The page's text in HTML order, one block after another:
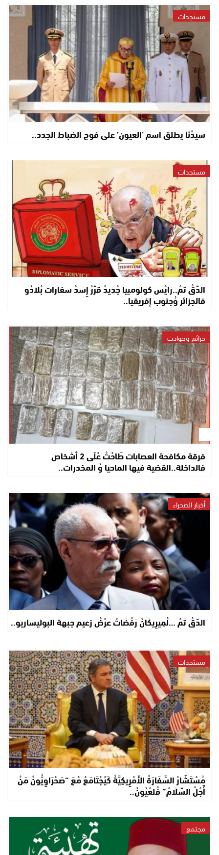
مستجدات
سِيدْنَا يطلق اسم ‘العيون’ على فوج الضباط الجدد..
مستجدات
الدَّقْ تَمْ..رَايْس كولومبيا جْدِيدْ قرَّرْ إِسَدْ سفارات بْلاَدُو
فالجزائر وُجنوب إفريقيا..
جرائم وحوادث
فرقة مكافحة العصابات طَاحْتْ عْلَى 2 أشخاص
فالداخلة..القضية فيها الماحيا وُ المخدرات..
أخبار الصحراء
الدَّقْ تَمْ …لْمِيرِيكَانْ رَفْضَاتْ عرْضْ زعيم جبهة البوليساريو..
مستجدات
مُسْتَشَارْ السَّفَارَةْ الأَمْرِيكِيَّةْ كَيْجْتَامَعْ مْعَ “صَحْرَاوِيُّونْ مَنْ
أَجْلْ السَّلَامْ” فْلعْيُونْ..
مجتمع